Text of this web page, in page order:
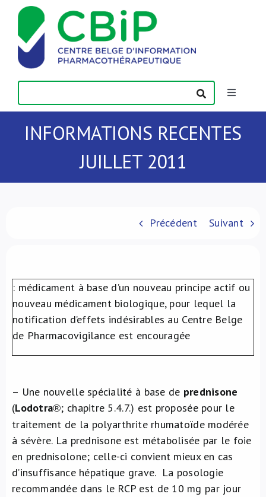
Passer
contenu
Toggle
Actualités
À propos de nous
NL
INFORMATIONS RECENTES
JUILLET 2011
Précédent Suivant
: médicament à base d’un nouveau principe actif ou
nouveau médicament biologique, pour lequel la
notification d’effets indésirables au Centre Belge
de Pharmacovigilance est encouragée
– Une nouvelle spécialité à base de prednisone
(Lodotra®; chapitre 5.4.7.) est proposée pour le
traitement de la polyarthrite rhumatoïde modérée
à sévère. La prednisone est métabolisée par le foie
en prednisolone; celle-ci convient mieux en cas
d’insuffisance hépatique grave. La posologie
recommandée dans le RCP est de 10 mg par jour